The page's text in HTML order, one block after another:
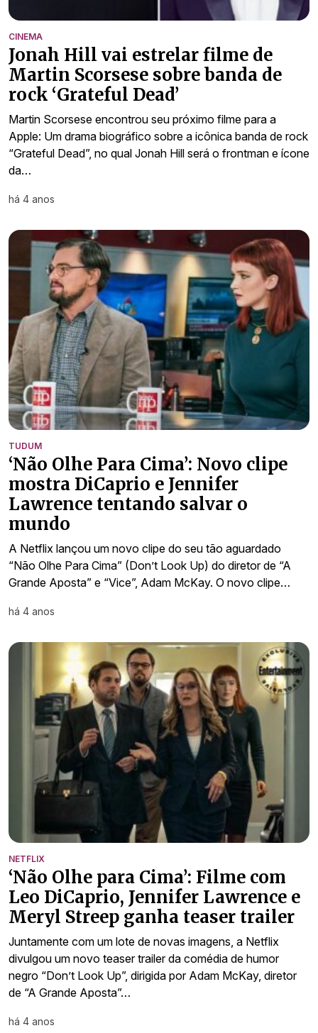
CINEMA
Jonah Hill vai estrelar filme de
Martin Scorsese sobre banda de
rock ‘Grateful Dead’
Martin Scorsese encontrou seu próximo filme para a
Apple: Um drama biográfico sobre a icônica banda de rock
“Grateful Dead”, no qual Jonah Hill será o frontman e ícone
da…
há 4 anos
TUDUM
‘Não Olhe Para Cima’: Novo clipe
mostra DiCaprio e Jennifer
Lawrence tentando salvar o
mundo
A Netflix lançou um novo clipe do seu tão aguardado
“Não Olhe Para Cima” (Don’t Look Up) do diretor de “A
Grande Aposta” e “Vice”, Adam McKay. O novo clipe…
há 4 anos
NETFLIX
‘Não Olhe para Cima’: Filme com
Leo DiCaprio, Jennifer Lawrence e
Meryl Streep ganha teaser trailer
Juntamente com um lote de novas imagens, a Netflix
divulgou um novo teaser trailer da comédia de humor
negro “Don’t Look Up”, dirigida por Adam McKay, diretor
de “A Grande Aposta”…
há 4 anos